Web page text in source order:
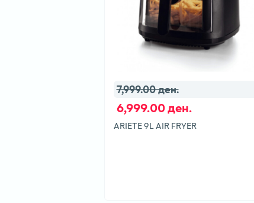
7,999.00 ден.
6,999.00 ден.
ARIETE 9L AIR FRYER